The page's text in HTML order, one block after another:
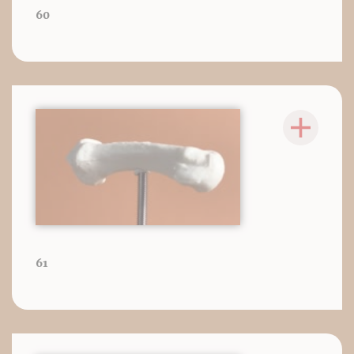
60
61